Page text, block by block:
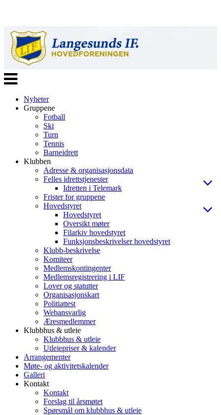
Veksle
navigasjon
Nyheter
Gruppene
Fotball
Ski
Turn
Tennis
Barneidrett
Klubben
Adresse & organisasjonsdata
Felles idrettstjenester
Idretten i Telemark
Frister for gruppene
Hovedstyret
Hovedstyret
Oversikt møter
Filarkiv hovedstyret
Funksjonsbeskrivelser hovedstyret
Klubb-beskrivelse
Komiteer
Medlemskontingenter
Medlemsregistrering i LIF
Lover og statutter
Organisasjonskart
Politiattest
Webansvarlig
Æresmedlemmer
Klubbhus & utleie
Klubbhus & utleie
Utleiepriser & kalender
Arrangementer
Møte- og aktivitetskalender
Galleri
Kontakt
Kontakt
Forslag til årsmøtet
Spørsmål om klubbhus & utleie